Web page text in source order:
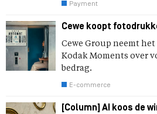
Payment
Cewe koopt
Cewe Group neemt
Kodak Moments over
bedrag.
E-commerce
[Column] AI koos de